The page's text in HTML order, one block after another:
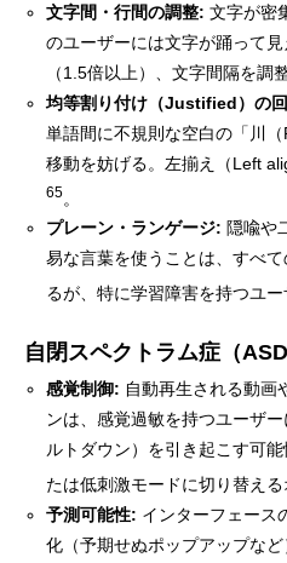
文字間・行間の調整: 文字が密
のユーザーには文字が踊って
（1.5倍以上）、文字間隔を調
均等割り付け（Justified）の
単語間に不規則な空白の「川
移動を妨げる。左揃え（Left
65。
プレーン・ランゲージ: 隠喩や
易な言葉を使うことは、すべ
るが、特に学習障害を持つユ
自閉スペクトラム症（
感覚制御: 自動再生される動画
ンは、感覚過敏を持つユーザ
ルトダウン）を引き起こす可
たは低刺激モードに切り替え
予測可能性: インターフェース
化（予期せぬポップアップな